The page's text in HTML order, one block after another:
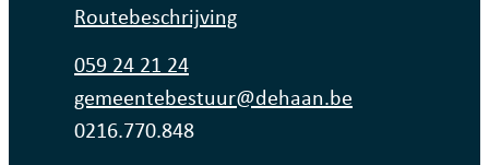
Routebeschrijving
059 24 21 24
E-mailgemeentebestuur@dehaan.be
Ondernemingsnummer
0216.770.848